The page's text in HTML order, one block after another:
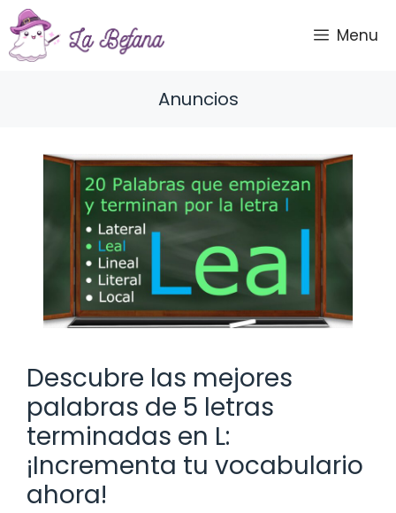
Saltar
al
contenido
Menu
Anuncios
Descubre las mejores
palabras de 5 letras
terminadas en L:
¡Incrementa tu vocabulario
ahora!